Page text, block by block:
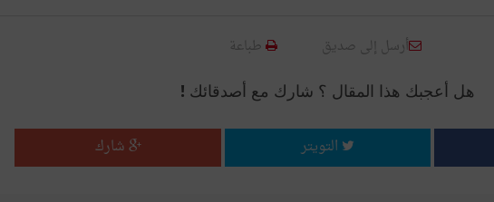
أرسل إلى صديق طباعة
هل أعجبك هذا المقال ؟ شارك مع أصدقائك !
التويتر شارك